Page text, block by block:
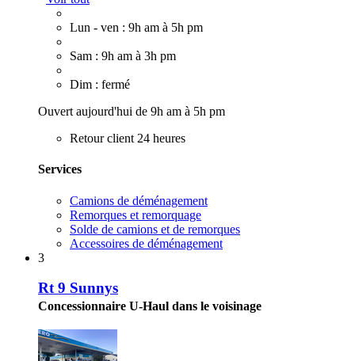
Lun - ven : 9h am à 5h pm
Sam : 9h am à 3h pm
Dim : fermé
Ouvert aujourd'hui de 9h am à 5h pm
Retour client 24 heures
Services
Camions de déménagement
Remorques et remorquage
Solde de camions et de remorques
Accessoires de déménagement
3
Rt 9 Sunnys
Concessionnaire U-Haul dans le voisinage